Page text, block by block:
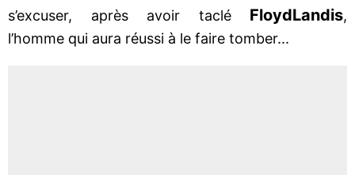
s’excuser, après avoir taclé FloydLandis,
l’homme qui aura réussi à le faire tomber...